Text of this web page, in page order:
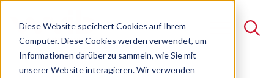
Diese Website speichert Cookies auf Ihrem
Computer. Diese Cookies werden verwendet, um
Informationen darüber zu sammeln, wie Sie mit
unserer Website interagieren. Wir verwenden
Suche